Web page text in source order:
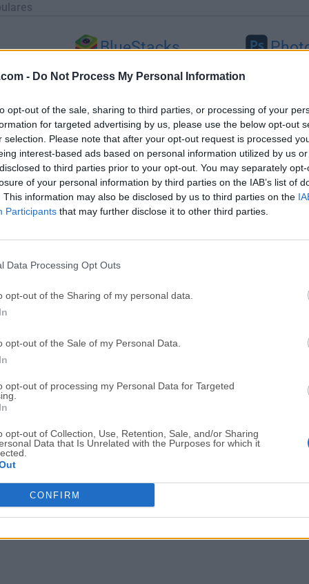
- Do Not Process My Personal Information
opt-out of the sale, sharing to third parties, or processing of your
for targeted advertising by us, please use the below opt-out
selection. Please note that after your opt-out request is processed
interest-based ads based on personal information utilized by us
to third parties prior to your opt-out. You may separately
of your personal information by third parties on the IAB’s list of
This information may also be disclosed by us to third parties on the
Participants that may further disclose it to other third parties.
Data Processing Opt Outs
opt-out of the Sharing of my personal data.
opt-out of the Sale of my Personal Data.
opt-out of processing my Personal Data for Targeted
opt-out of Collection, Use, Retention, Sale, and/or Sharing
Data that Is Unrelated with the Purposes for which it
CONFIRM
BlueStacks
Adobe
GTA 6 for PS5 CapCut
Hero Wars
Hero Wars - Online Action Game TradingView -
eFootball 2026
eFootball 2026
EA
EA SPORTS FC
de contraseñas multiplataforma gratuito para tu
aplicación de escritorio de administrador de contraseñas
contraseñas en línea o sin conexión. ¡Disfruta!KeeWeb para PC
de código abierto y una bóveda digital que tiene
y gestión segura de tu información sensible.Esta
en la seguridad, facilidad de uso y accesibilidad, ha ganado
que buscan un admi...